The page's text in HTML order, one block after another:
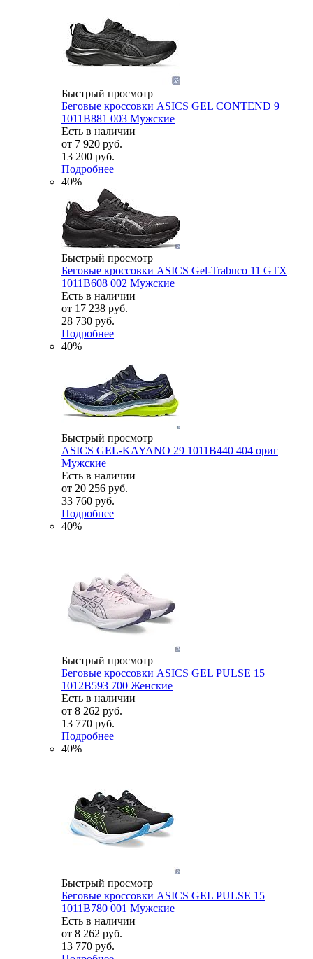
Быстрый просмотр
Беговые кроссовки ASICS GEL CONTEND 9
1011B881 003 Мужские
Есть в наличии
от 7 920 руб.
13 200 руб.
Подробнее
40%
Быстрый просмотр
Беговые кроссовки ASICS Gel-Trabuco 11 GTX
1011B608 002 Мужские
Есть в наличии
от 17 238 руб.
28 730 руб.
Подробнее
40%
Быстрый просмотр
ASICS GEL-KAYANO 29 1011B440 404 ориг
Мужские
Есть в наличии
от 20 256 руб.
33 760 руб.
Подробнее
40%
Быстрый просмотр
Беговые кроссовки ASICS GEL PULSE 15
1012B593 700 Женские
Есть в наличии
от 8 262 руб.
13 770 руб.
Подробнее
40%
Быстрый просмотр
Беговые кроссовки ASICS GEL PULSE 15
1011B780 001 Мужские
Есть в наличии
от 8 262 руб.
13 770 руб.